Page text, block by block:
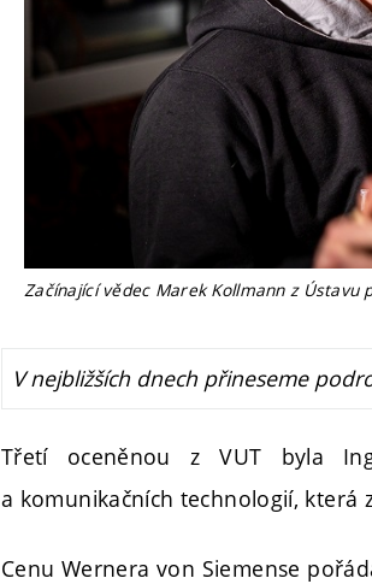
Začínající vědec Marek Kollmann z
V nejbližších dnech přineseme
Třetí oceněnou z VUT byla
a komunikačních technologií, která
Cenu Wernera von Siemense